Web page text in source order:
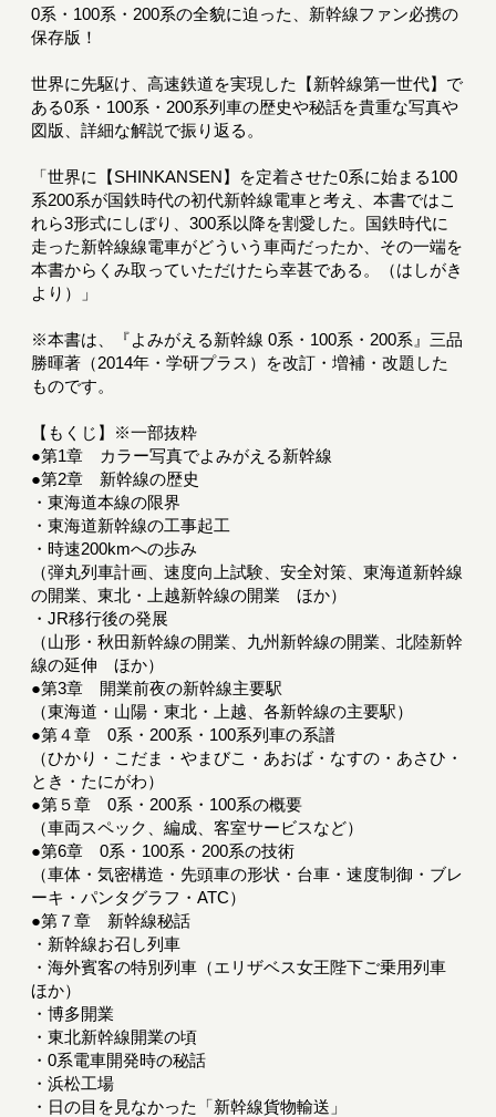
0系・100系・200系の全貌に迫った、新幹線ファン必携の
保存版！
世界に先駆け、高速鉄道を実現した【新幹線第一世代】で
ある0系・100系・200系列車の歴史や秘話を貴重な写真や
図版、詳細な解説で振り返る。
「世界に【SHINKANSEN】を定着させた0系に始まる100
系200系が国鉄時代の初代新幹線電車と考え、本書ではこ
れら3形式にしぼり、300系以降を割愛した。国鉄時代に
走った新幹線線電車がどういう車両だったか、その一端を
本書からくみ取っていただけたら幸甚である。（はしがき
より）」
※本書は、『よみがえる新幹線 0系・100系・200系』三品
勝暉著（2014年・学研プラス）を改訂・増補・改題した
ものです。
【もくじ】※一部抜粋
●第1章 カラー写真でよみがえる新幹線
●第2章 新幹線の歴史
・東海道本線の限界
・東海道新幹線の工事起工
・時速200kmへの歩み
（弾丸列車計画、速度向上試験、安全対策、東海道新幹線
の開業、東北・上越新幹線の開業 ほか）
・JR移行後の発展
（山形・秋田新幹線の開業、九州新幹線の開業、北陸新幹
線の延伸 ほか）
●第3章 開業前夜の新幹線主要駅
（東海道・山陽・東北・上越、各新幹線の主要駅）
●第４章 0系・200系・100系列車の系譜
（ひかり・こだま・やまびこ・あおば・なすの・あさひ・
とき・たにがわ）
●第５章 0系・200系・100系の概要
（車両スペック、編成、客室サービスなど）
●第6章 0系・100系・200系の技術
（車体・気密構造・先頭車の形状・台車・速度制御・ブレ
ーキ・パンタグラフ・ATC）
●第７章 新幹線秘話
・新幹線お召し列車
・海外賓客の特別列車（エリザベス女王陛下ご乗用列車
ほか）
・博多開業
・東北新幹線開業の頃
・0系電車開発時の秘話
・浜松工場
・日の目を見なかった「新幹線貨物輸送」